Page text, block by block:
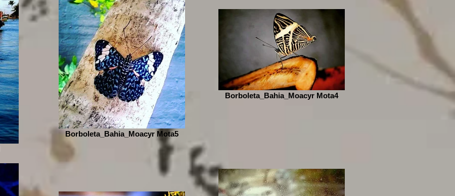
Borboleta_Bahia_Moacyr Mota5
Borboleta_Bahia_Moacyr Mota4